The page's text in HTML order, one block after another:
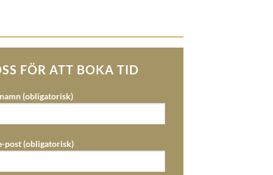
FÖR ATT BOKA TID
(obligatorisk)
post (obligatorisk)